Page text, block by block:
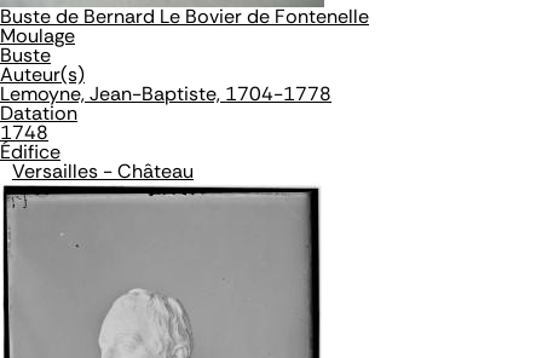
Buste de Bernard Le Bovier de Fontenelle
Moulage
Buste
Auteur(s)
Lemoyne, Jean-Baptiste, 1704-1778
Datation
1748
Édifice
Versailles - Château